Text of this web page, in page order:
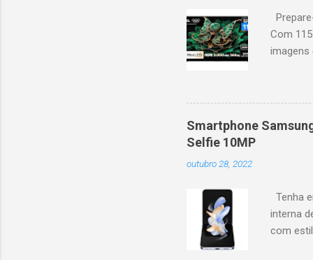
Com
imagens
games,
Smartphone
Selfie 10MP
outubro 28, 2022
Tenha
interna
com